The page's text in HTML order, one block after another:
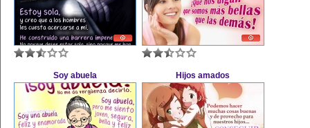
Soy abuela Hijos amados